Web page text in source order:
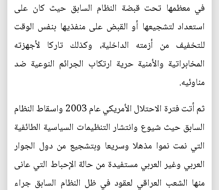
في معظمها تحت قبضة النظام السابق حيث كان على
استعداد لتشجيعها أو القبض على منفذيها بنفس الوقت
للتخفيف من أزمته الداخلية، وكذلك تاركا لأجهزته
المخابراتية والأمنية حرية ارتكاب الجرائم النوعية ضد
مناوئيه.
ثم أتت فترة الاحتلال الأمريكي عام 2003 واسقاط النظام
السابق حيث شيوع وانتشار التنظيمات السياسية الطائفية
التي نمت نموا مذهلا وسريعا وبتشجيع من دول الجوار
العربي وغير العربي مستفيدة من حالة الإحباط التي عانى
منها الشعب العراقي لعقود في ظل النظام السابق جراء